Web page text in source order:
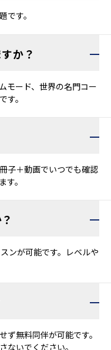
です。
か？
モード、世界の名門コー
す。
子＋動画でいつでも確認
す。
ンが可能です。レベルや
ず無料同伴が可能です。